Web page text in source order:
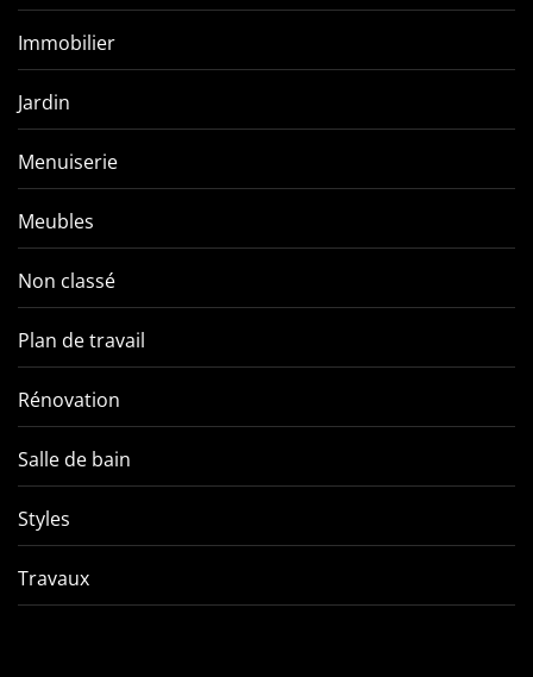
Immobilier
Jardin
Menuiserie
Meubles
Non classé
Plan de travail
Rénovation
Salle de bain
Styles
Travaux